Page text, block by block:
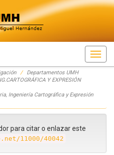
Departamentos UMH
Y EXPRESIÓN
Ingeniería Cartográfica y Expresión
para citar o enlazar este
11000/40042